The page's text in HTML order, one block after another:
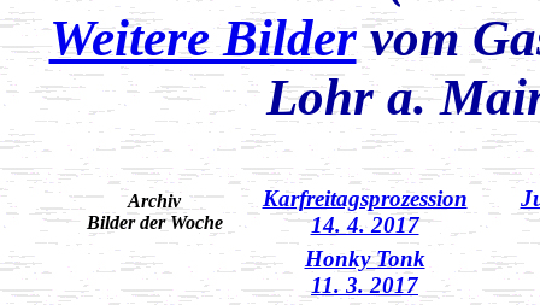
Weitere Bilder vom
Lohr a.
Archiv
Bilder der Woche
Karfreitagsprozession
14. 4. 2017
Honky Tonk
11. 3. 2017